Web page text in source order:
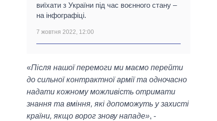
виїхати з України під час воєнного стану –
на інфографіці.
7 жовтня 2022, 12:00
«Після нашої перемоги ми маємо перейти
до сильної контрактної армії та одночасно
надати кожному можливість отримати
знання та вміння, які допоможуть у захисті
країни, якщо ворог знову нападе», -